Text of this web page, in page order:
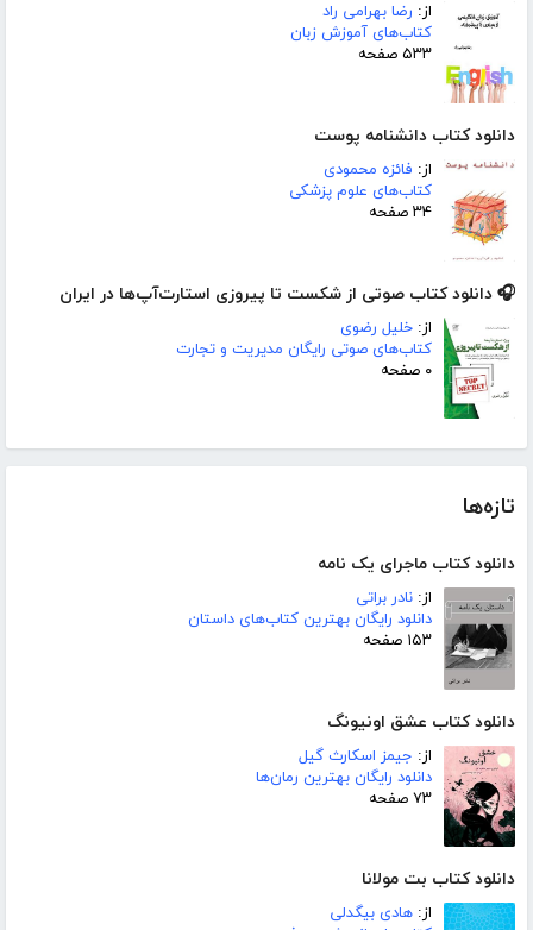
از: رضا بهرامی راد
کتاب‌های آموزش زبان
۵۳۳ صفحه
دانلود کتاب دانشنامه پوست
از: فائزه محمودی
کتاب‌های علوم پزشکی
۳۴ صفحه
🎧 دانلود کتاب صوتی از شکست تا پیروزی استارت‌آپ‌ها در ایران
از: خلیل رضوی
کتاب‌های صوتی رایگان مدیریت و تجارت
۰ صفحه
تازه‌ها
دانلود کتاب ماجرای یک نامه
از: نادر براتی
دانلود رایگان بهترین کتاب‌های داستان
۱۵۳ صفحه
دانلود کتاب عشق اونیونگ
از: جیمز اسکارث گیل
دانلود رایگان بهترین رمان‌ها
۷۳ صفحه
دانلود کتاب بت مولانا
از: هادی بیگدلی